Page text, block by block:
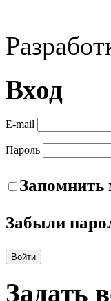
Вход
E-mail
Пароль
Запомнить
Забыли
Войти
Задать